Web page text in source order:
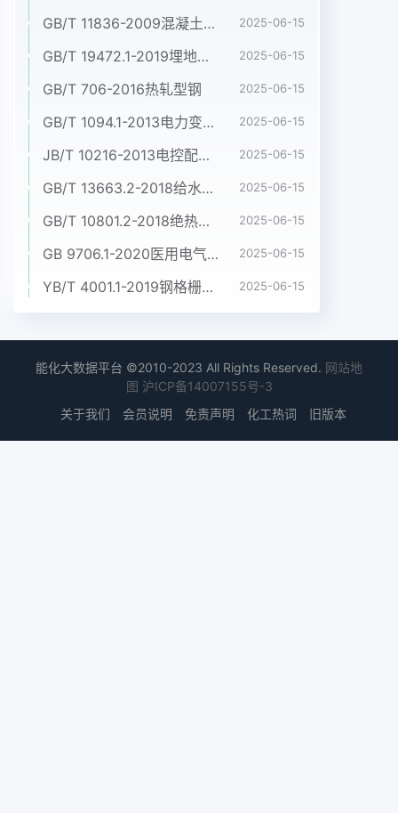
GB/T 11836-2009混凝土和钢筋混凝土排水管Concrete and reinforced concrete sewer pipes 2025-06-15
GB/T 19472.1-2019埋地用聚乙烯(PE)结构壁管道系统 第1部分:聚乙烯双壁波纹管材 2025-06-15
GB/T 706-2016热轧型钢 2025-06-15
GB/T 1094.1-2013电力变压器 第1部分:总则 2025-06-15
JB/T 10216-2013电控配电用电缆桥架 2025-06-15
GB/T 13663.2-2018给水用聚乙烯(PE)管道系统 第2部分:管材 2025-06-15
GB/T 10801.2-2018绝热用挤塑聚苯乙烯泡沫塑料(XPS) 2025-06-15
GB 9706.1-2020医用电气设备 第1部分:基本安全和基本性能的通用要求 2025-06-15
YB/T 4001.1-2019钢格栅板及配套件 第1部分:钢格栅板 2025-06-15
能化大数据平台 ©2010-2023 All Rights Reserved. 网站地
图 沪ICP备14007155号-3
关于我们
会员说明 免责声明 化工热词 旧版本